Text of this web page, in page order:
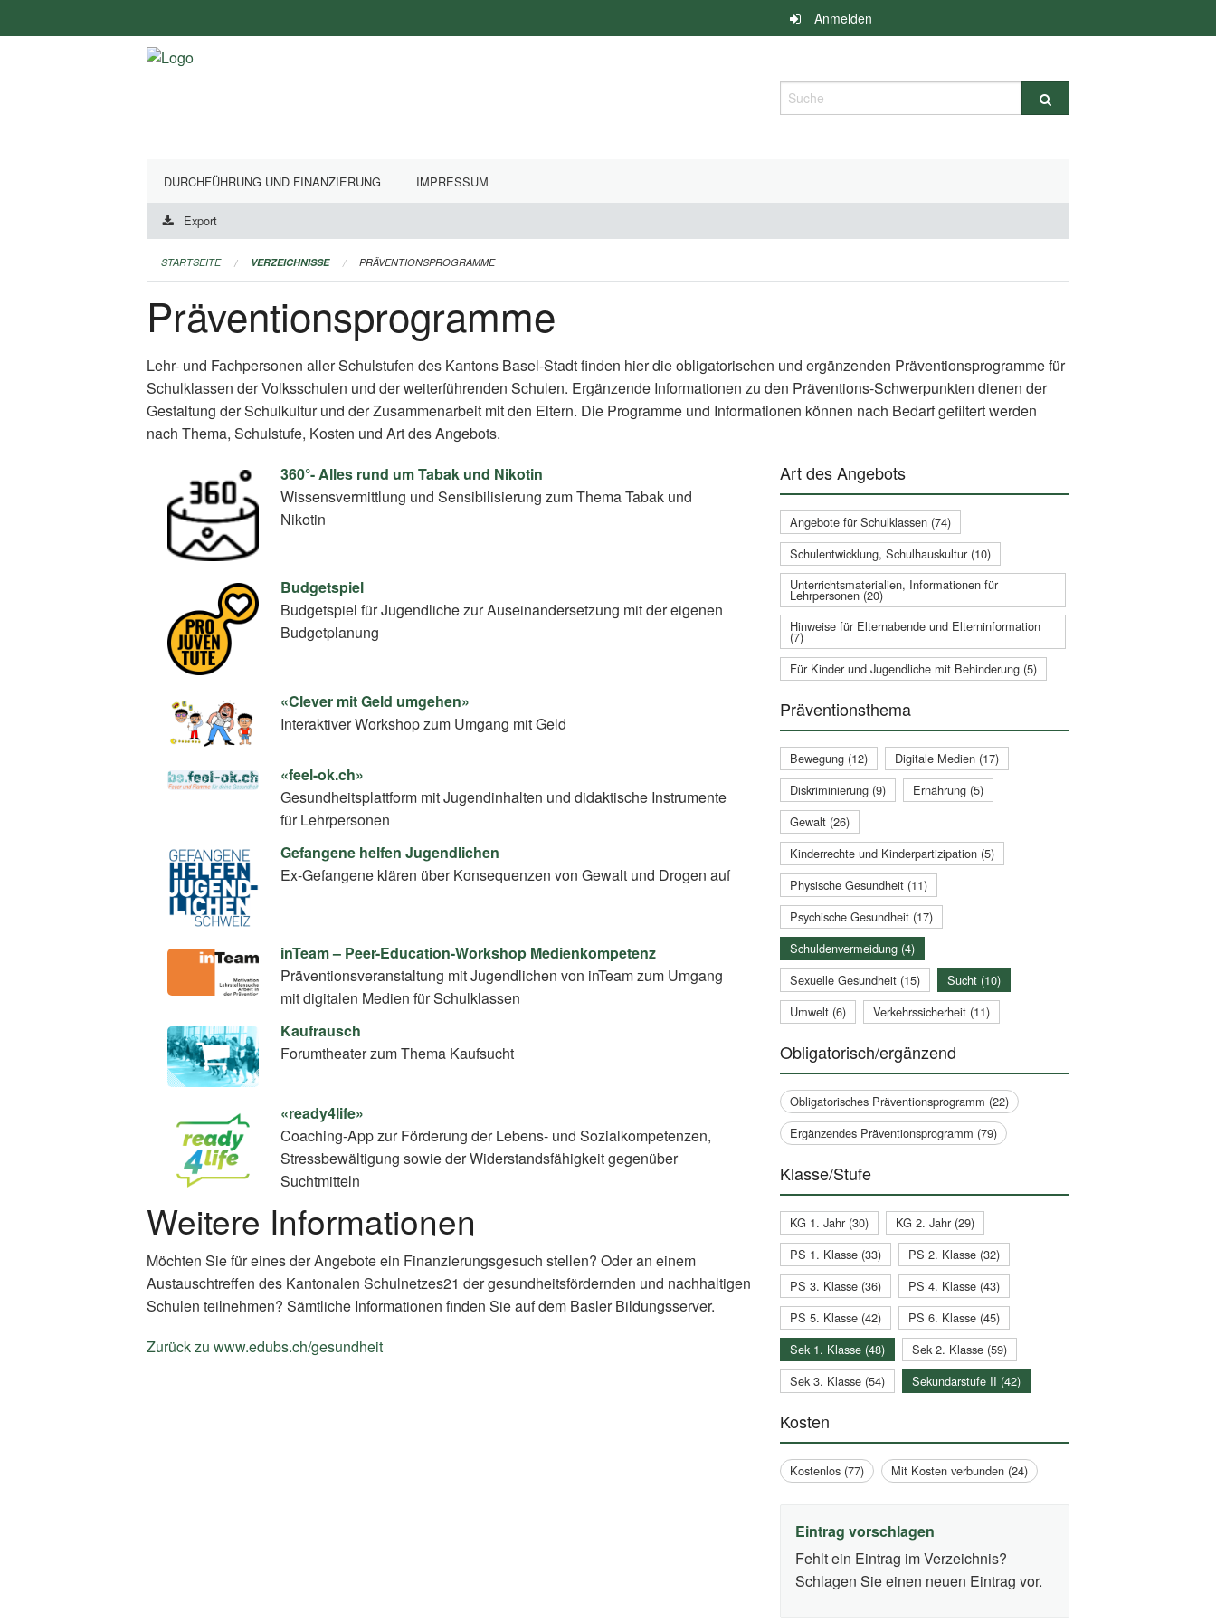
überspringen
Anmelden
Suche
DURCHFÜHRUNG UND FINANZIERUNG IMPRESSUM
Export
STARTSEITE VERZEICHNISSE PRÄVENTIONSPROGRAMME
Präventionsprogramme
Lehr- und Fachpersonen aller Schulstufen des Kantons Basel-Stadt finden hier die obligatorischen und ergänzenden Präventionsprogramme für
Schulklassen der Volksschulen und der weiterführenden Schulen. Ergänzende Informationen zu den Präventions-Schwerpunkten dienen der
Gestaltung der Schulkultur und der Zusammenarbeit mit den Eltern. Die Programme und Informationen können nach Bedarf gefiltert werden
nach Thema, Schulstufe, Kosten und Art des Angebots.
360°- Alles rund um Tabak und Nikotin
Wissensvermittlung und Sensibilisierung zum Thema Tabak und
Nikotin
Budgetspiel
Budgetspiel für Jugendliche zur Auseinandersetzung mit der eigenen
Budgetplanung
«Clever mit Geld umgehen»
Interaktiver Workshop zum Umgang mit Geld
«feel-ok.ch»
Gesundheitsplattform mit Jugendinhalten und didaktische Instrumente
für Lehrpersonen
Gefangene helfen Jugendlichen
Ex-Gefangene klären über Konsequenzen von Gewalt und Drogen auf
inTeam – Peer-Education-Workshop Medienkompetenz
Präventionsveranstaltung mit Jugendlichen von inTeam zum Umgang
mit digitalen Medien für Schulklassen
Kaufrausch
Forumtheater zum Thema Kaufsucht
«ready4life»
Coaching-App zur Förderung der Lebens- und Sozialkompetenzen,
Stressbewältigung sowie der Widerstandsfähigkeit gegenüber
Suchtmitteln
Weitere Informationen
Möchten Sie für eines der Angebote ein Finanzierungsgesuch stellen? Oder an einem
Austauschtreffen des Kantonalen Schulnetzes21 der gesundheitsfördernden und nachhaltigen
Schulen teilnehmen? Sämtliche Informationen finden Sie auf dem Basler Bildungsserver.
Zurück zu www.edubs.ch/gesundheit
Art des Angebots
Angebote für Schulklassen (74)
Schulentwicklung, Schulhauskultur (10)
Unterrichtsmaterialien, Informationen für
Lehrpersonen (20)
Hinweise für Elternabende und Elterninformation
(7)
Für Kinder und Jugendliche mit Behinderung (5)
Präventionsthema
Bewegung (12)
Digitale Medien (17)
Diskriminierung (9)
Ernährung (5)
Gewalt (26)
Kinderrechte und Kinderpartizipation (5)
Physische Gesundheit (11)
Psychische Gesundheit (17)
Schuldenvermeidung (4)
Sexuelle Gesundheit (15)
Sucht (10)
Umwelt (6)
Verkehrssicherheit (11)
Obligatorisch/ergänzend
Obligatorisches Präventionsprogramm (22)
Ergänzendes Präventionsprogramm (79)
Klasse/Stufe
KG 1. Jahr (30)
KG 2. Jahr (29)
PS 1. Klasse (33)
PS 2. Klasse (32)
PS 3. Klasse (36)
PS 4. Klasse (43)
PS 5. Klasse (42)
PS 6. Klasse (45)
Sek 1. Klasse (48)
Sek 2. Klasse (59)
Sek 3. Klasse (54)
Sekundarstufe II (42)
Kosten
Kostenlos (77) Mit Kosten verbunden (24)
Eintrag vorschlagen
Fehlt ein Eintrag im Verzeichnis?
Schlagen Sie einen neuen Eintrag vor.